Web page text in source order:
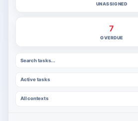
UNASSIGNED
7
OVERDUE
Search tasks...
Active tasks
All contexts